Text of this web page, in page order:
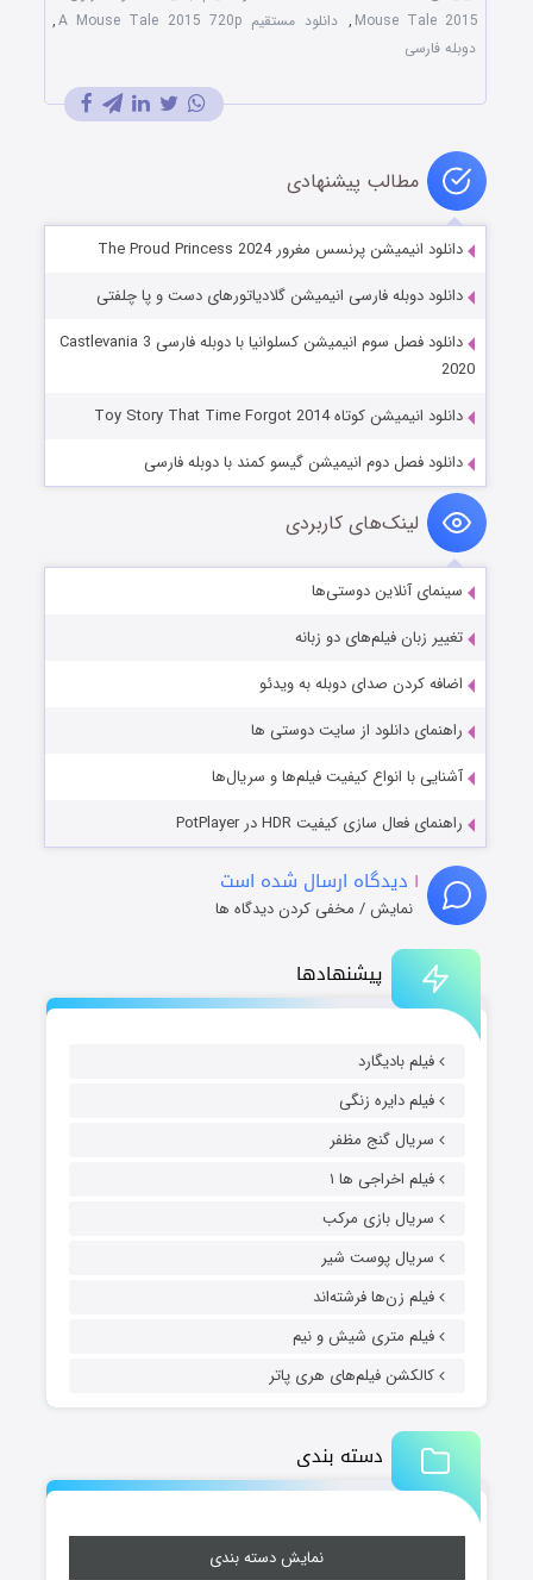
پیشنهادها
فیلم بادیگارد
فیلم دایره زنگی
سریال گنج مظفر
فیلم اخراجی ها ۱
سریال بازی مرکب
سریال پوست شیر
فیلم زن‌ها فرشته‌اند
فیلم متری شیش و نیم
کالکشن فیلم‌های هری پاتر
دسته بندی
نمایش دسته بندی
Mouse Tale 2015
, دانلود مستقیم A Mouse Tale 2015 720p
,
دوبله فارسی
مطالب پیشنهادی
دانلود انیمیشن پرنسس مغرور The Proud Princess 2024
دانلود دوبله فارسی انیمیشن گلادیاتورهای دست و پا چلفتی
دانلود فصل سوم انیمیشن کسلوانیا با دوبله فارسی Castlevania 3
2020
دانلود انیمیشن کوتاه Toy Story That Time Forgot 2014
دانلود فصل دوم انیمیشن گیسو کمند با دوبله فارسی
لینک‌های کاربردی
سینمای آنلاین دوستی‌ها
تغییر زبان فیلم‌های دو زبانه
اضافه کردن صدای دوبله به ویدئو
راهنمای دانلود از سایت دوستی ها
آشنایی با انواع کیفیت فیلم‌ها و سریال‌ها
راهنمای فعال سازی کیفیت HDR در PotPlayer
۱ دیدگاه ارسال شده است
نمایش / مخفی کردن دیدگاه ها